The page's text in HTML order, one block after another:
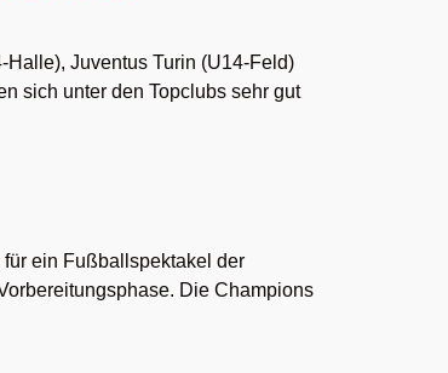
Juventus Turin (U14-Feld)
sich unter den Topclubs sehr gut
ein Fußballspektakel der
Die Champions